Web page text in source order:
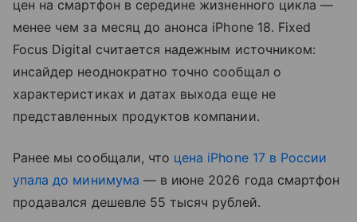
цен на смартфон в середине жизненного цикла —
менее чем за месяц до анонса iPhone 18. Fixed
Focus Digital считается надежным источником:
инсайдер неоднократно точно сообщал о
характеристиках и датах выхода еще не
представленных продуктов компании.
Ранее мы сообщали, что цена iPhone 17 в России
упала до минимума — в июне 2026 года смартфон
продавался дешевле 55 тысяч рублей.